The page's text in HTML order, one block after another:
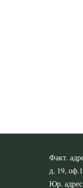
Факт.
д. 19,
Юр.